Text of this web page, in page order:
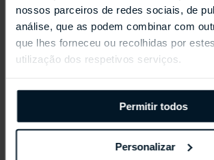
nossos parceiros de redes sociais, de
análise, que as podem combinar com
que lhes forneceu ou recolhidas por
utilização dos respetivos serviços.
Permitir todos
Personalizar
REPOSSI ANTIFER